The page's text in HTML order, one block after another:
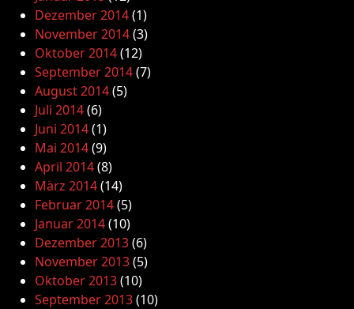
Dezember 2014(1)
November 2014(3)
Oktober 2014(12)
September 2014(7)
August 2014(5)
Juli 2014(6)
Juni 2014(1)
Mai 2014(9)
April 2014(8)
März 2014(14)
Februar 2014(5)
Januar 2014(10)
Dezember 2013(6)
November 2013(5)
Oktober 2013(10)
September 2013(10)